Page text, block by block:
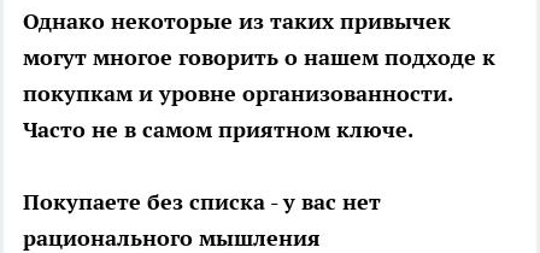
Однако некоторые из таких привычек
могут многое говорить о нашем подходе к
покупкам и уровне организованности.
Часто не в самом приятном ключе.
Покупаете без списка - у вас нет
рационального мышления